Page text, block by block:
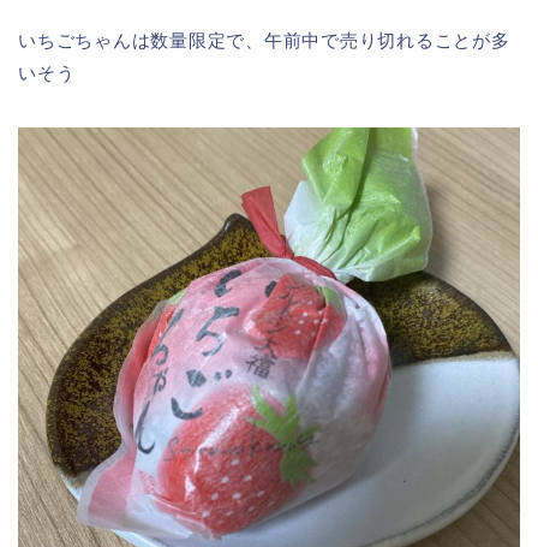
いちごちゃんは数量限定で、午前中で売り切れることが多
いそう